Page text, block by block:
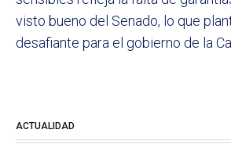
visto bueno del Senado, lo que
desafiante para el gobierno de la
ACTUALIDAD